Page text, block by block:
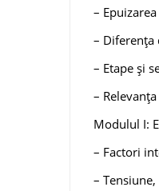
–
– Diferența
– Etape și
–
Modulul I:
– Factori
–